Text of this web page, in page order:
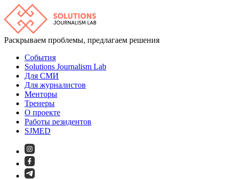
Раскрываем проблемы, предлагаем решения
События
Solutions Journalism Lab
Для СМИ
Для журналистов
Менторы
Тренеры
О проекте
Работы резидентов
SJMED